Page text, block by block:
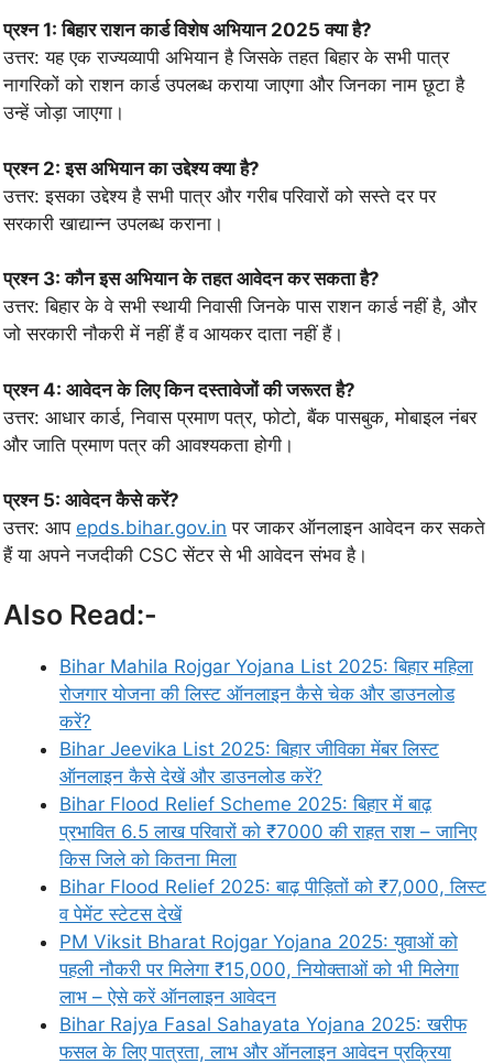
प्रश्न 1: बिहार राशन कार्ड विशेष अभियान 2025 क्या है?
उत्तर: यह एक राज्यव्यापी अभियान है जिसके तहत बिहार के सभी पात्र
नागरिकों को राशन कार्ड उपलब्ध कराया जाएगा और जिनका नाम छूटा है
उन्हें जोड़ा जाएगा।
प्रश्न 2: इस अभियान का उद्देश्य क्या है?
उत्तर: इसका उद्देश्य है सभी पात्र और गरीब परिवारों को सस्ते दर पर
सरकारी खाद्यान्न उपलब्ध कराना।
प्रश्न 3: कौन इस अभियान के तहत आवेदन कर सकता है?
उत्तर: बिहार के वे सभी स्थायी निवासी जिनके पास राशन कार्ड नहीं है, और
जो सरकारी नौकरी में नहीं हैं व आयकर दाता नहीं हैं।
प्रश्न 4: आवेदन के लिए किन दस्तावेजों की जरूरत है?
उत्तर: आधार कार्ड, निवास प्रमाण पत्र, फोटो, बैंक पासबुक, मोबाइल नंबर
और जाति प्रमाण पत्र की आवश्यकता होगी।
प्रश्न 5: आवेदन कैसे करें?
उत्तर: आप epds.bihar.gov.in पर जाकर ऑनलाइन आवेदन कर सकते
हैं या अपने नजदीकी CSC सेंटर से भी आवेदन संभव है।
Also Read:-
Bihar Mahila Rojgar Yojana List 2025: बिहार महिला
रोजगार योजना की लिस्ट ऑनलाइन कैसे चेक और डाउनलोड
करें?
Bihar Jeevika List 2025: बिहार जीविका मेंबर लिस्ट
ऑनलाइन कैसे देखें और डाउनलोड करें?
Bihar Flood Relief Scheme 2025: बिहार में बाढ़
प्रभावित 6.5 लाख परिवारों को ₹7000 की राहत राश – जानिए
किस जिले को कितना मिला
Bihar Flood Relief 2025: बाढ़ पीड़ितों को ₹7,000, लिस्ट
व पेमेंट स्टेटस देखें
PM Viksit Bharat Rojgar Yojana 2025: युवाओं को
पहली नौकरी पर मिलेगा ₹15,000, नियोक्ताओं को भी मिलेगा
लाभ – ऐसे करें ऑनलाइन आवेदन
Bihar Rajya Fasal Sahayata Yojana 2025: खरीफ
फसल के लिए पात्रता, लाभ और ऑनलाइन आवेदन प्रक्रिया